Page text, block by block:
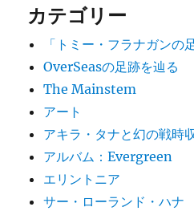
カテゴリー
「トミー・フラナガンの
OverSeasの足跡を辿る
The Mainstem
アート
アキラ・タナと幻の戦時
アルバム：Evergreen
エリントニア
サー・ローランド・ハナ